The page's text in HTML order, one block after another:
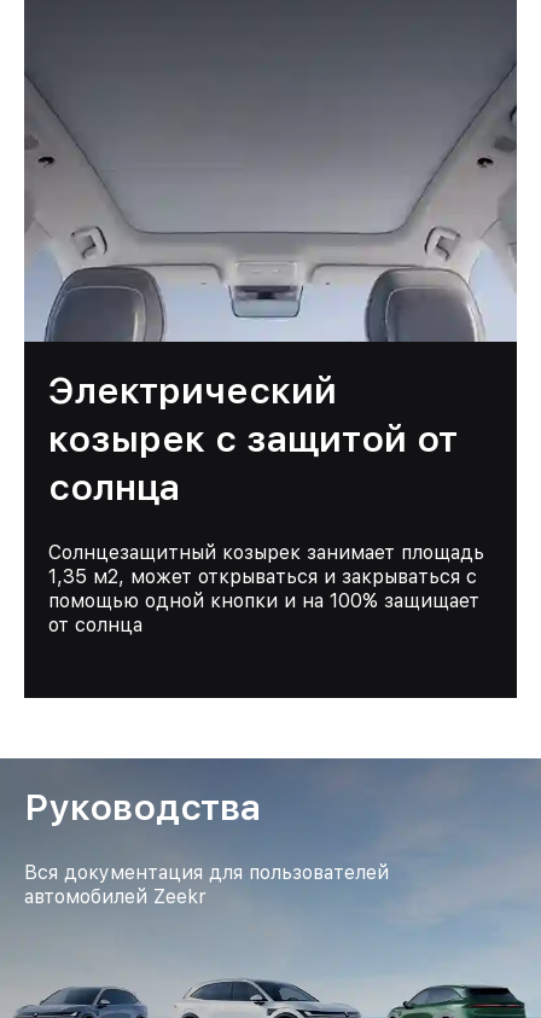
Электрический
козырек с защитой от
солнца
Солнцезащитный козырек занимает площадь
1,35 м2, может открываться и закрываться с
помощью одной кнопки и на 100% защищает
от солнца
Руководства
Вся документация для пользователей
автомобилей Zeekr